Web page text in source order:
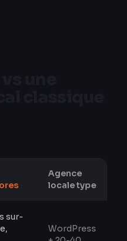
Agence
locale type
sur-
WordPress